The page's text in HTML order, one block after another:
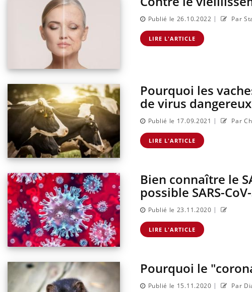
Publié le 26.10.2022 | Par
LIRE L'ARTICLE
Pourquoi les
de virus
Publié le 17.09.2021 | Par
LIRE L'ARTICLE
Bien connaître le
possible SARS-
Publié le 23.11.2020 |
LIRE L'ARTICLE
Pourquoi le
Publié le 15.11.2020 | Par
sur la maladie d'un proche c'est montrer ...